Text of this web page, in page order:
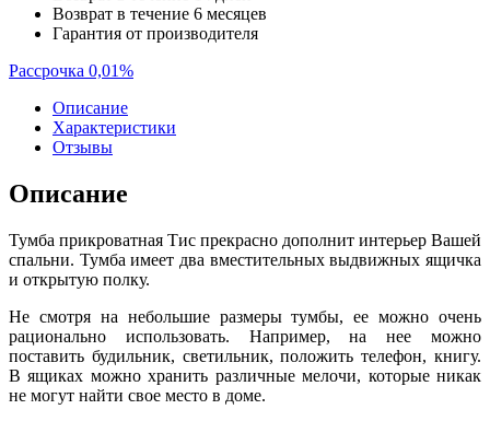
Возврат в течение 6 месяцев
Гарантия от производителя
Рассрочка 0,01%
Описание
Характеристики
Отзывы
Описание
Тумба прикроватная Тис прекрасно дополнит интерьер Вашей
спальни. Тумба имеет два вместительных выдвижных ящичка
и открытую полку.
Не смотря на небольшие размеры тумбы, ее можно очень
рационально использовать. Например, на нее можно
поставить будильник, светильник, положить телефон, книгу.
В ящиках можно хранить различные мелочи, которые никак
не могут найти свое место в доме.